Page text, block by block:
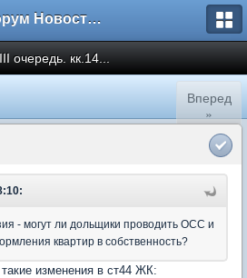
Форум Новостройки
очередь. кк.14...
Вперед
»
- могут ли дольщики проводить ОСС и
квартир в собственность?
изменения в ст44 ЖК: